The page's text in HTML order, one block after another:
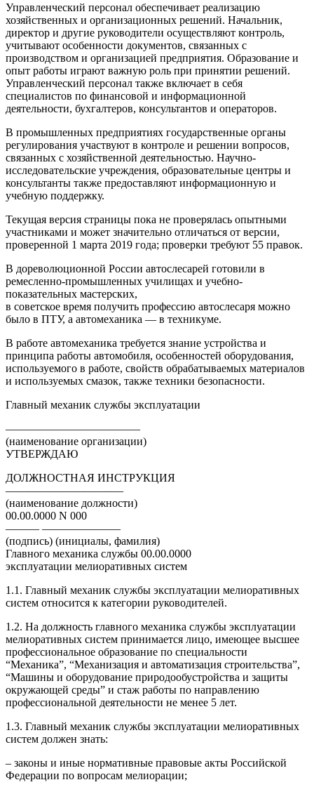
Управленческий персонал обеспечивает реализацию
хозяйственных и организационных решений. Начальник,
директор и другие руководители осуществляют контроль,
учитывают особенности документов, связанных с
производством и организацией предприятия. Образование и
опыт работы играют важную роль при принятии решений.
Управленческий персонал также включает в себя
специалистов по финансовой и информационной
деятельности, бухгалтеров, консультантов и операторов.
В промышленных предприятиях государственные органы
регулирования участвуют в контроле и решении вопросов,
связанных с хозяйственной деятельностью. Научно-
исследовательские учреждения, образовательные центры и
консультанты также предоставляют информационную и
учебную поддержку.
Текущая версия страницы пока не проверялась опытными
участниками и может значительно отличаться от версии,
проверенной 1 марта 2019 года; проверки требуют 55 правок.
В дореволюционной России автослесарей готовили в
ремесленно-промышленных училищах и учебно-
показательных мастерских,
в советское время получить профессию автослесаря можно
было в ПТУ, а автомеханика — в техникуме.
В работе автомеханика требуется знание устройства и
принципа работы автомобиля, особенностей оборудования,
используемого в работе, свойств обрабатываемых материалов
и используемых смазок, также техники безопасности.
Главный механик службы эксплуатации
————————————
(наименование организации)
УТВЕРЖДАЮ
ДОЛЖНОСТНАЯ ИНСТРУКЦИЯ
——————————–
(наименование должности)
00.00.0000 N 000
——— ———————
(подпись) (инициалы, фамилия)
Главного механика службы 00.00.0000
эксплуатации мелиоративных систем
1.1. Главный механик службы эксплуатации мелиоративных
систем относится к категории руководителей.
1.2. На должность главного механика службы эксплуатации
мелиоративных систем принимается лицо, имеющее высшее
профессиональное образование по специальности
“Механика”, “Механизация и автоматизация строительства”,
“Машины и оборудование природообустройства и защиты
окружающей среды” и стаж работы по направлению
профессиональной деятельности не менее 5 лет.
1.3. Главный механик службы эксплуатации мелиоративных
систем должен знать:
– законы и иные нормативные правовые акты Российской
Федерации по вопросам мелиорации;